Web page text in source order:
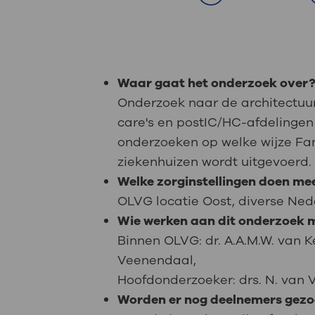
Uw
Uw
Werken
steeds verder uit, zodat u zelf
Waar gaat het onderzoek over?
Onderzoek naar de
care's en postIC/HC-
onderzoeken op welke wijze
ziekenhuizen wordt uitgevoerd.
Welke zorginstellingen doen
OLVG locatie Oost, diverse
Wie werken aan dit onderzoek
Binnen OLVG: dr. A.A.M.W. van
Veenendaal,
Hoofdonderzoeker: drs. N. van
Worden er nog deelnemers